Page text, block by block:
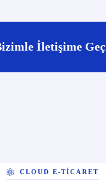
İletişime Geç
CLOUD E-TICARET